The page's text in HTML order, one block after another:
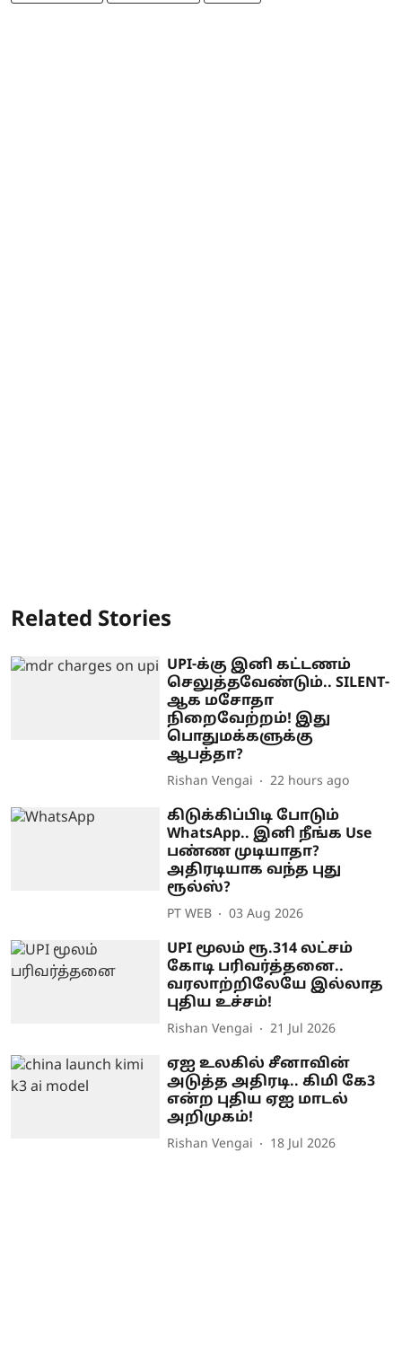
Related Stories
UPI-க்கு இனி கட்டணம்
செலுத்தவேண்டும்.. SILENT-
ஆக மசோதா
நிறைவேற்றம்! இது
பொதுமக்களுக்கு
ஆபத்தா?
Rishan Vengai 22 hours ago
கிடுக்கிப்பிடி போடும்
WhatsApp.. இனி நீங்க Use
பண்ண முடியாதா?
அதிரடியாக வந்த புது
ரூல்ஸ்?
PT WEB 03 Aug 2026
UPI மூலம் ரூ.314 லட்சம்
கோடி பரிவர்த்தனை..
வரலாற்றிலேயே இல்லாத
புதிய உச்சம்!
Rishan Vengai 21 Jul 2026
ஏஐ உலகில் சீனாவின்
அடுத்த அதிரடி.. கிமி கே3
என்ற புதிய ஏஐ மாடல்
அறிமுகம்!
Rishan Vengai 18 Jul 2026